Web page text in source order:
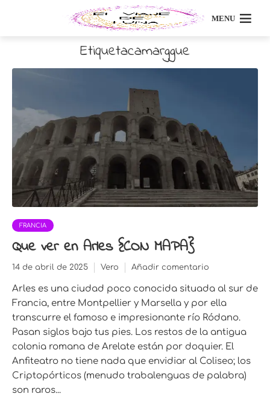
MENU
Etiquetacamarggue
FRANCIA
Que ver en Arles {CON MAPA}
14 de abril de 2025 Vero Añadir comentario
Arles es una ciudad poco conocida situada al sur de
Francia, entre Montpellier y Marsella y por ella
transcurre el famoso e impresionante río Ródano.
Pasan siglos bajo tus pies. Los restos de la antigua
colonia romana de Arelate están por doquier. El
Anfiteatro no tiene nada que envidiar al Coliseo; los
Criptopórticos (menudo trabalenguas de palabra)
son raros...